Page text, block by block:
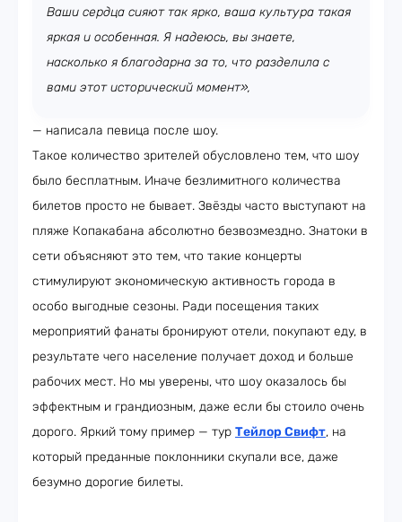
Ваши сердца сияют так ярко, ваша культура такая
яркая и особенная. Я надеюсь, вы знаете,
насколько я благодарна за то, что разделила с
вами этот исторический момент»,
— написала певица после шоу.
Такое количество зрителей обусловлено тем, что шоу
было бесплатным. Иначе безлимитного количества
билетов просто не бывает. Звёзды часто выступают на
пляже Копакабана абсолютно безвозмездно. Знатоки в
сети объясняют это тем, что такие концерты
стимулируют экономическую активность города в
особо выгодные сезоны. Ради посещения таких
мероприятий фанаты бронируют отели, покупают еду, в
результате чего население получает доход и больше
рабочих мест. Но мы уверены, что шоу оказалось бы
эффектным и грандиозным, даже если бы стоило очень
дорого. Яркий тому пример — тур Тейлор Свифт, на
который преданные поклонники скупали все, даже
безумно дорогие билеты.